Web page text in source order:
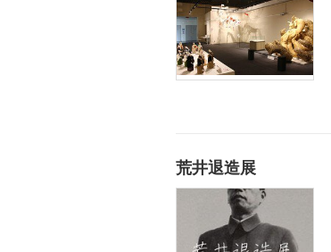
荒井退造展